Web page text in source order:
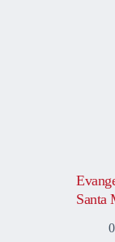
Santa